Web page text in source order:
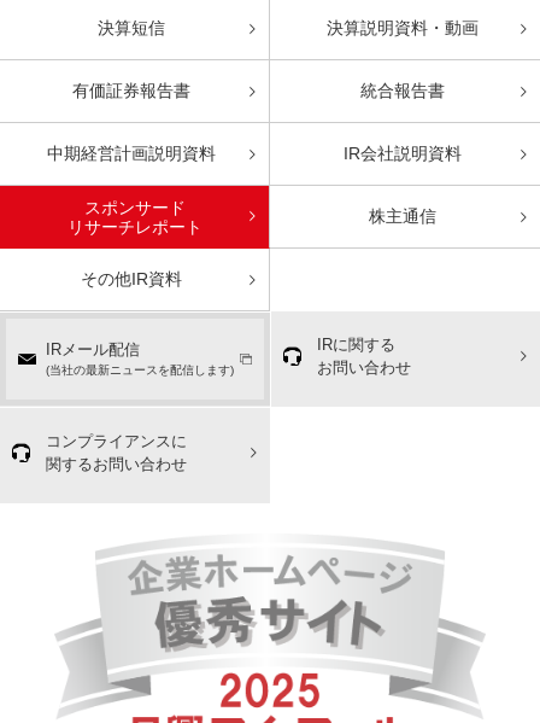
決算短信 決算説明資料・動画
有価証券報告書 統合報告書
中期経営計画説明資料 IR会社説明資料
スポンサード
リサーチレポート
株主通信
その他IR資料
IRメール配信
(当社の最新ニュースを配信します)
IRに関する
お問い合わせ
コンプライアンスに
関するお問い合わせ